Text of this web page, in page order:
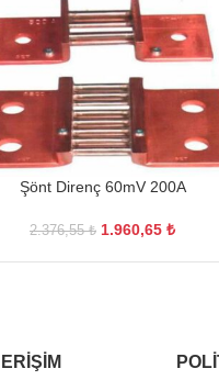
Şönt Direnç 60mV 200A
2.376,55₺ 1.960,65 ₺